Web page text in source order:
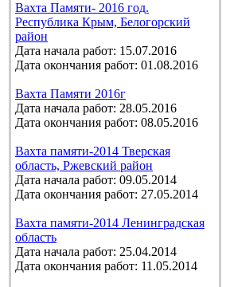
Вахта Памяти- 2016 год.
Республика Крым, Белогорский
район
Дата начала работ: 15.07.2016
Дата окончания работ: 01.08.2016
Вахта Памяти 2016г
Дата начала работ: 28.05.2016
Дата окончания работ: 08.05.2016
Вахта памяти-2014 Тверская
область, Ржевский район
Дата начала работ: 09.05.2014
Дата окончания работ: 27.05.2014
Вахта памяти-2014 Ленинградская
область
Дата начала работ: 25.04.2014
Дата окончания работ: 11.05.2014